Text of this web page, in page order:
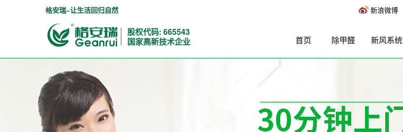
格安瑞~让生活回归自然 新浪微博
股权代码: 665543
国家高新技术企业
首页 除甲醛 新风系统